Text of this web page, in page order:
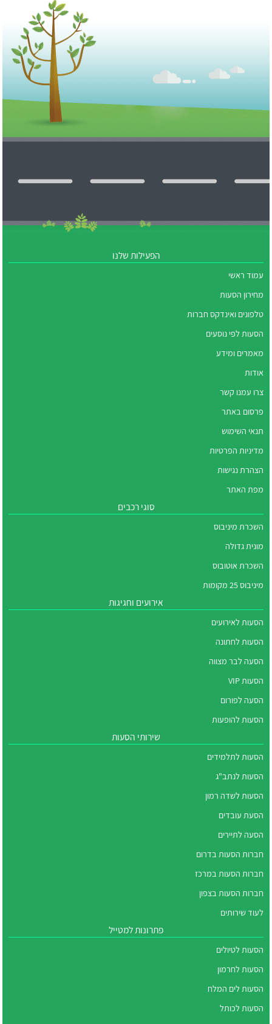
הפעילות שלנו
עמוד ראשי
מחירון הסעות
טלפונים ואינדקס חברות
הסעות לפי נוסעים
מאמרים ומידע
אודות
צרו עמנו קשר
פרסום באתר
תנאי השימוש
מדיניות הפרטיות
הצהרת נגישות
מפת האתר
סוגי רכבים
השכרת מיניבוס
מונית גדולה
השכרת אוטובוס
מיניבוס 25 מקומות
אירועים וחגיגות
הסעות לאירועים
הסעות לחתונה
הסעה לבר מצווה
הסעות VIP
הסעה לפורום
הסעות להופעות
שירותי הסעות
הסעות לתלמידים
הסעות לנתב"ג
הסעות לשדה רמון
הסעת עובדים
הסעה לתיירים
חברות הסעות בדרום
חברות הסעות במרכז
חברות הסעות בצפון
לעוד שירותים
פתרונות למטייל
הסעות לטיולים
הסעות לחרמון
הסעות לים המלח
הסעות לכותל